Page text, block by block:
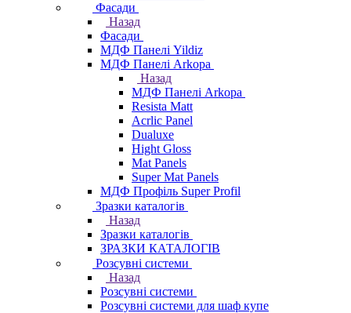
Фасади
Назад
Фасади
МДФ Панелі Yildiz
МДФ Панелі Arkopa
Назад
МДФ Панелі Arkopa
Resista Matt
Acrlic Panel
Dualuxe
Hight Gloss
Mat Panels
Super Mat Panels
МДФ Профіль Super Profil
Зразки каталогів
Назад
Зразки каталогів
ЗРАЗКИ КАТАЛОГІВ
Розсувні системи
Назад
Розсувні системи
Розсувні системи для шаф купе